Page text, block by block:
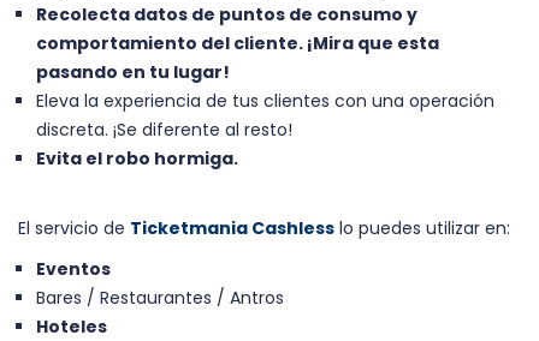
Recolecta datos de puntos de consumo y
comportamiento del cliente. ¡Mira que esta
pasando en tu lugar!
Eleva la experiencia de tus clientes con una operación
discreta. ¡Se diferente al resto!
Evita el robo hormiga.
El servicio de Ticketmania Cashless lo puedes utilizar en:
Eventos
Bares / Restaurantes / Antros
Hoteles